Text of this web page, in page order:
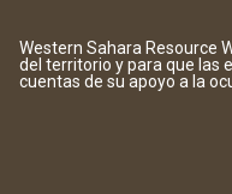
Western Sahara Resource
del territorio y para que las
cuentas de su apoyo a la